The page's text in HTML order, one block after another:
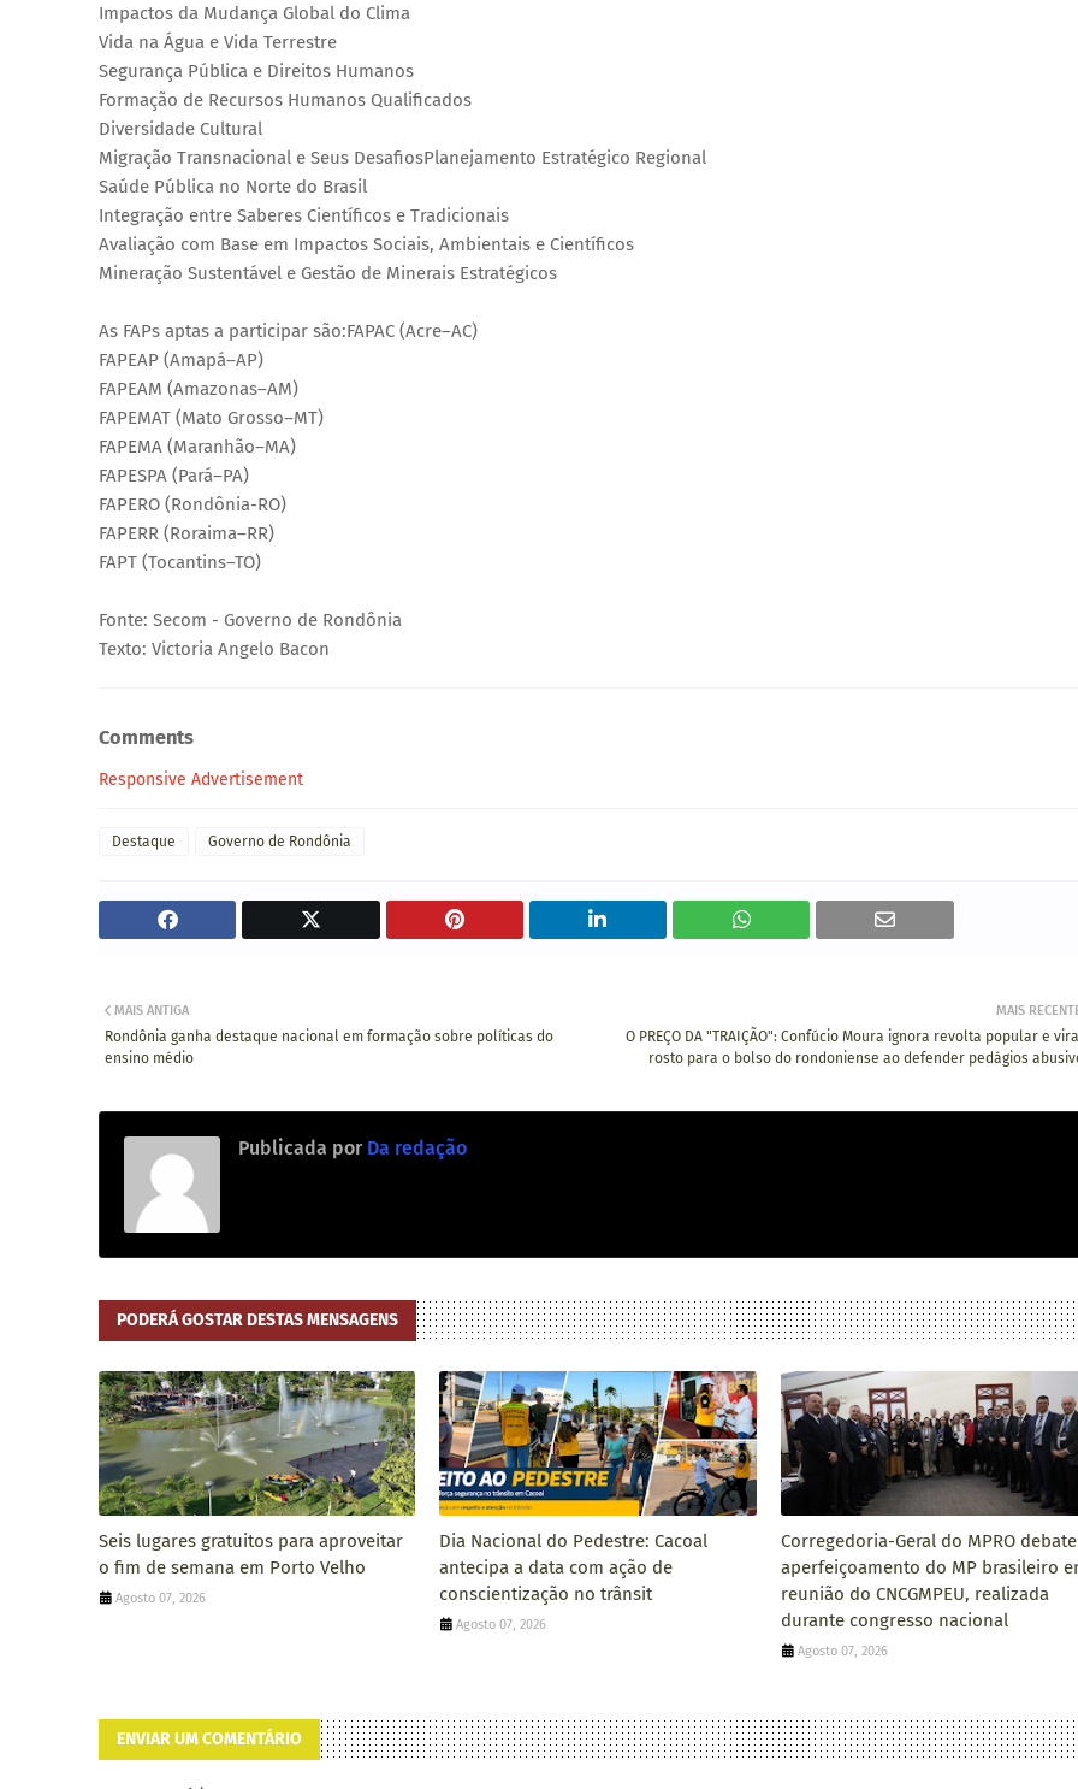
Impactos da Mudança Global do Clima
Vida na Água e Vida Terrestre
Segurança Pública e Direitos Humanos
Formação de Recursos Humanos Qualificados
Diversidade Cultural
Migração Transnacional e Seus DesafiosPlanejamento Estratégico Regional
Saúde Pública no Norte do Brasil
Integração entre Saberes Científicos e Tradicionais
Avaliação com Base em Impactos Sociais, Ambientais e Científicos
Mineração Sustentável e Gestão de Minerais Estratégicos
As FAPs aptas a participar são:FAPAC (Acre–AC)
FAPEAP (Amapá–AP)
FAPEAM (Amazonas–AM)
FAPEMAT (Mato Grosso–MT)
FAPEMA (Maranhão–MA)
FAPESPA (Pará–PA)
FAPERO (Rondônia-RO)
FAPERR (Roraima–RR)
FAPT (Tocantins–TO)
Fonte: Secom - Governo de Rondônia
Texto: Victoria Angelo Bacon
Comments
Responsive Advertisement
Destaque Governo de Rondônia
MAIS
O PREÇO DA "TRAIÇÃO": Confúcio Moura ignora revolta popular e
rosto para o bolso do rondoniense ao defender pedágios
MAIS ANTIGA
Rondônia ganha destaque nacional em formação sobre políticas do
ensino médio
Publicada por Da redação
PODERÁ GOSTAR DESTAS MENSAGENS
Seis lugares gratuitos para aproveitar
o fim de semana em Porto Velho
Agosto 07, 2026
Dia Nacional do Pedestre: Cacoal
antecipa a data com ação de
conscientização no trânsit
Agosto 07, 2026
Corregedoria-Geral do MPRO debate
aperfeiçoamento do MP brasileiro
reunião do CNCGMPEU, realizada
durante congresso nacional
Agosto 07, 2026
ENVIAR UM COMENTÁRIO